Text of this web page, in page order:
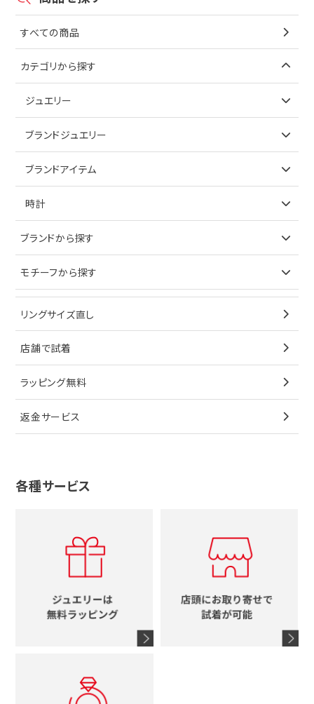
すべての商品
カテゴリから探す
ジュエリー
アイテムで探す
ブレスレット
ペンダントトップ
ブローチ
その他
ノーブランドジュエリーをすべて見る
ブランドジュエリー
アイテムで探す
イヤリング
ブレスレット
ペンダントトップ
ブローチ
その他
ティファニー
ブルガリ
グッチ
スタージュエリー
ブランドアイテム
アイテムで探す
キーケース
サングラス
シューズ
香水
シャネル
コーチ
ブランドアイテムをすべて見る
時計
ブランドで探す
オメガ
シャネル
タグホイヤー
カルティエ
セイコー
メンズ時計
時計をすべて見る
ブランドから探す
ティファニー
ブルガリ
カルティエ
ウノアエレ
4℃
グッチ
ルイヴィトン
エルメス
シャネル
モチーフから探す
星
リボン
花
十字架
イニシャル
リングサイズ直し
店舗で試着
ラッピング無料
返金サービス
各種サービス